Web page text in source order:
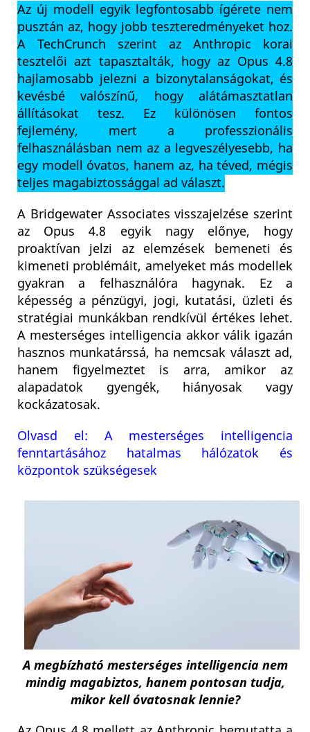
Az új modell egyik legfontosabb ígérete nem
pusztán az, hogy jobb teszteredményeket hoz.
A TechCrunch szerint az Anthropic korai
tesztelői azt tapasztalták, hogy az Opus 4.8
hajlamosabb jelezni a bizonytalanságokat, és
kevésbé valószínű, hogy alátámasztatlan
állításokat tesz. Ez különösen fontos
fejlemény, mert a professzionális
felhasználásban nem az a legveszélyesebb, ha
egy modell óvatos, hanem az, ha téved, mégis
teljes magabiztossággal ad választ.
A Bridgewater Associates visszajelzése szerint
az Opus 4.8 egyik nagy előnye, hogy
proaktívan jelzi az elemzések bemeneti és
kimeneti problémáit, amelyeket más modellek
gyakran a felhasználóra hagynak. Ez a
képesség a pénzügyi, jogi, kutatási, üzleti és
stratégiai munkákban rendkívül értékes lehet.
A mesterséges intelligencia akkor válik igazán
hasznos munkatárssá, ha nemcsak választ ad,
hanem figyelmeztet is arra, amikor az
alapadatok gyengék, hiányosak vagy
kockázatosak.
Olvasd el: A mesterséges intelligencia
fenntartásához hatalmas hálózatok és
központok szükségesek
A megbízható mesterséges intelligencia nem
mindig magabiztos, hanem pontosan tudja,
mikor kell óvatosnak lennie?